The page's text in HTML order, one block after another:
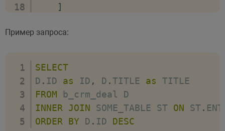
]
Пример запроса:
SELECT
D . ID as ID , D .TITLE as
FROM
INNER
JOIN SOME_TABLE ST ON ST .
ORDER
BY D . ID DESC